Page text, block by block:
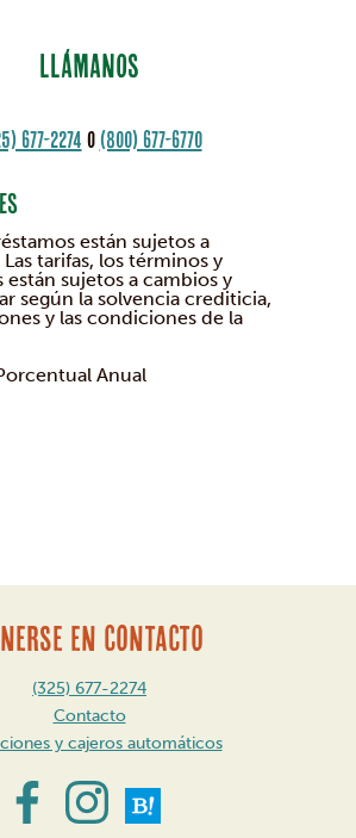
LLÁMANOS
677-2274 o(800) 677-6770
están sujetos a
tarifas, los términos y
sujetos a cambios y
según la solvencia crediticia,
y las condiciones de la
Anual
EN CONTACTO
(325) 677-2274
Contacto
y cajeros automáticos